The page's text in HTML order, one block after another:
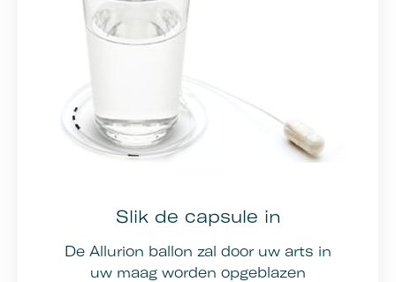
Slik de capsule in
De Allurion ballon zal door uw arts in
uw maag worden opgeblazen